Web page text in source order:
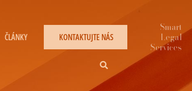
ČLÁNKY KONTAKTUJTE NÁS